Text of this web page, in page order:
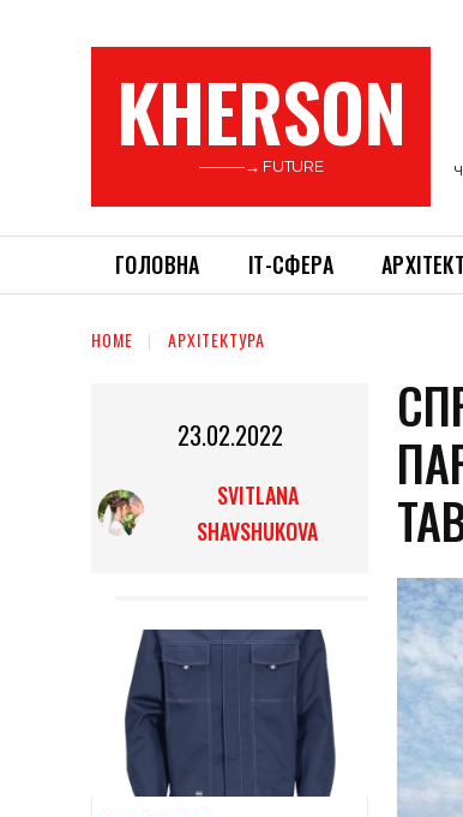
KHERSON
———→ FUTURE
ГОЛОВНА ІТ-СФЕРА
HOME АРХІТЕКТУРА
23.02.2022
SVITLANA
SHAVSHUKOVA